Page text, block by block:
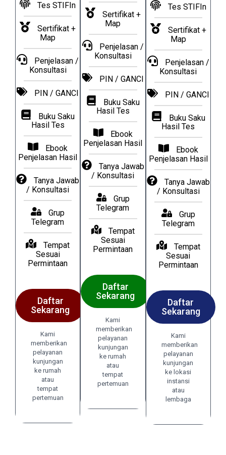
Tes STIFIn
Sertifikat +
Map
Penjelasan /
Konsultasi​
PIN / GANCI
Buku Saku
Hasil Tes
Ebook
Penjelasan Hasil
Tanya Jawab
/ Konsultasi
Grup
Telegram
Tempat
Sesuai
Permintaan
Daftar
Sekarang
Kami
memberikan
pelayanan
kunjungan
ke rumah
atau
tempat
pertemuan
Sertifikat +
Map
Penjelasan /
Konsultasi​
PIN / GANCI
Buku Saku
Hasil Tes
Ebook
Penjelasan Hasil
Tanya Jawab
/ Konsultasi
Grup
Telegram
Tempat
Sesuai
Permintaan
Daftar
Sekarang
Kami
memberikan
pelayanan
kunjungan
ke rumah
atau
tempat
pertemuan
Tes STIFIn
Sertifikat +
Map
Penjelasan /
Konsultasi​
PIN / GANCI
Buku Saku
Hasil Tes
Ebook
Penjelasan Hasil
Tanya Jawab
/ Konsultasi
Grup
Telegram
Tempat
Sesuai
Permintaan
Daftar
Sekarang
Kami
memberikan
pelayanan
kunjungan
ke lokasi
instansi
atau
lembaga